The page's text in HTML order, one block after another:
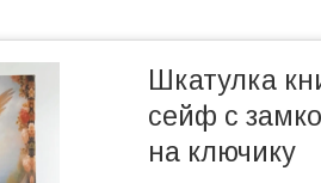
Шкатулка
сейф с
на ключику